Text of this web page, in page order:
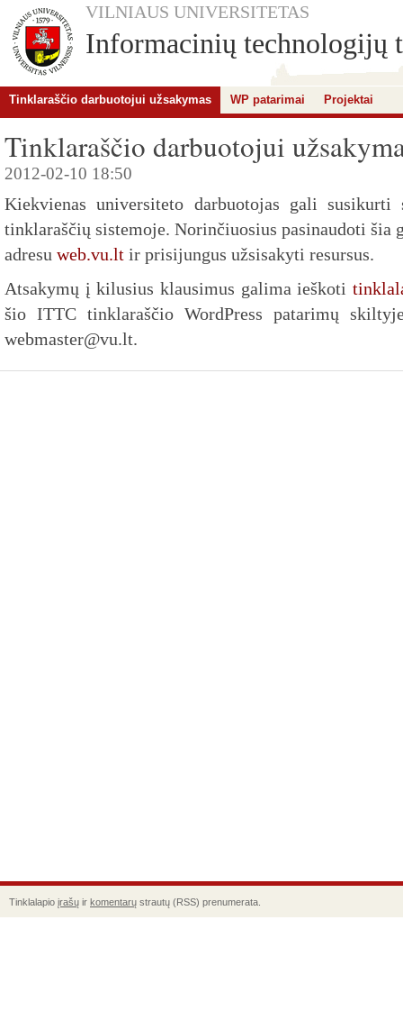
VILNIAUS UNIVERSITETAS
Informacinių technologijų
Tinklaraščio darbuotojui užsakymas WP patarimai Projektai
Tinklaraščio darbuotojui
2012-02-10 18:50
Kiekvienas universiteto darbuotojas gali
tinklaraščių sistemoje. Norinčiuosius pasinaudoti šia
adresu web.vu.lt ir prisijungus užsisakyti resursus.
Atsakymų į kilusius klausimus galima ieškoti
šio ITTC tinklaraščio WordPress patarimų
webmaster@vu.lt.
Tinklalapio įrašų ir komentarų strautų (RSS) prenumerata.